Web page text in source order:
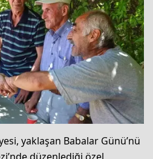
yaklaşan Babalar Günü’nü